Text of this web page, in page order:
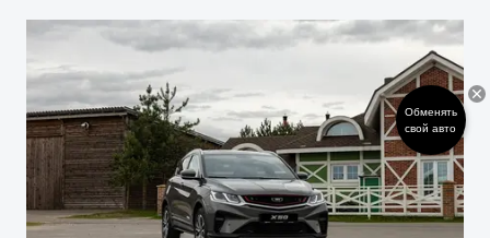
Яркий кроссовер
от 2 219 990 ₽*
Обзор В наличии
Автокредит
Трейд-ин
Страхование
Расчет КАСКО
ПОДДЕРЖКА
Гарантия Belgee
Belgee Линк
Belgee Клуб
Belgee Плюс
Реферальная программа
О дилерском центре
Правовая информация
Обменять
свой авто